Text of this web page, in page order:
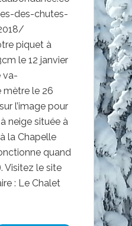
des-chutes-
piquet à
le 12 janvier
va-
mètre le 26
l’image pour
neige située à
la Chapelle
quand
Visitez le site
: Le Chalet